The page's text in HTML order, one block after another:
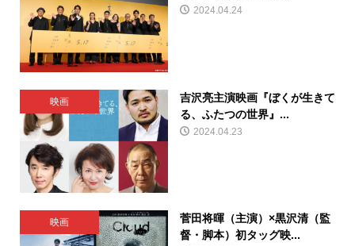
2024.04.24
映画
吉沢亮主演映画『ぼくが生きて
る、ふたつの世界』...
2024.04.23
映画
菅田将暉（主演）×黒沢清（監
督・脚本）初タッグ映...